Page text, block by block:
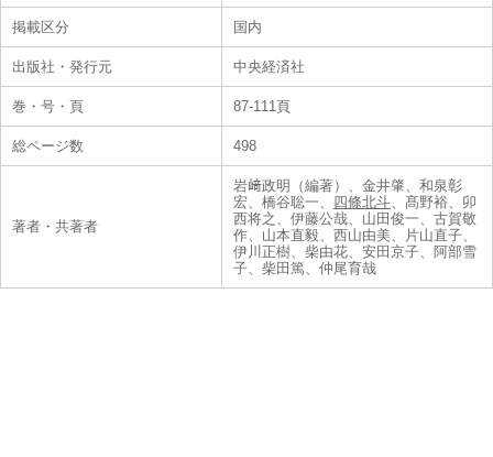
掲載区分 国内
出版社・発行元 中央経済社
巻・号・頁 87-111頁
総ページ数 498
著者・共著者
岩﨑政明（編著）、金井肇、和泉彰
宏、橋谷聡一、
四條北斗、髙野裕、卯
西将之、伊藤公哉、山田俊一、古賀敬
作、山本直毅、西山由美、片山直子、
伊川正樹、柴由花、安田京子、阿部雪
子、柴田篤、仲尾育哉